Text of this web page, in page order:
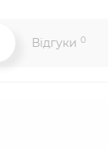
Відгуки 0